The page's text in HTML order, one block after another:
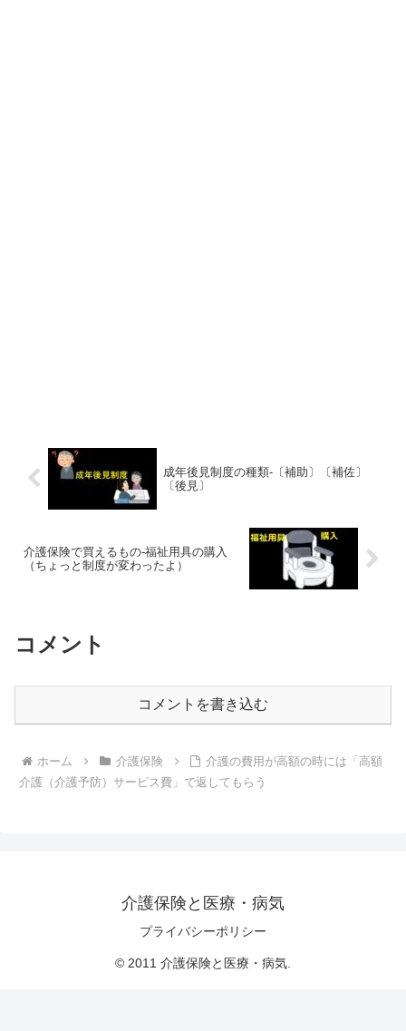
成年後見制度の種類-〔補助〕〔補佐〕
〔後見〕
介護保険で買えるもの-福祉用具の購入
（ちょっと制度が変わったよ）
コメント
コメントを書き込む
ホーム 介護保険
介護の費用が高額の時には「高額
介護（介護予防）サービス費」で返してもらう
介護保険と医療・病気
プライバシーポリシー
© 2011 介護保険と医療・病気.